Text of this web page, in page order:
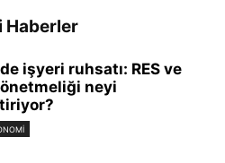
Haberler
işyeri ruhsatı: RES ve
neyi